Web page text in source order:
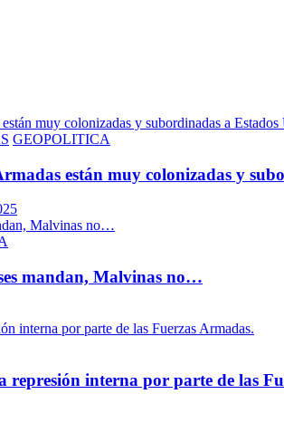
GEOPOLITICA
están muy colonizadas y
mandan, Malvinas no…
interna por parte de las